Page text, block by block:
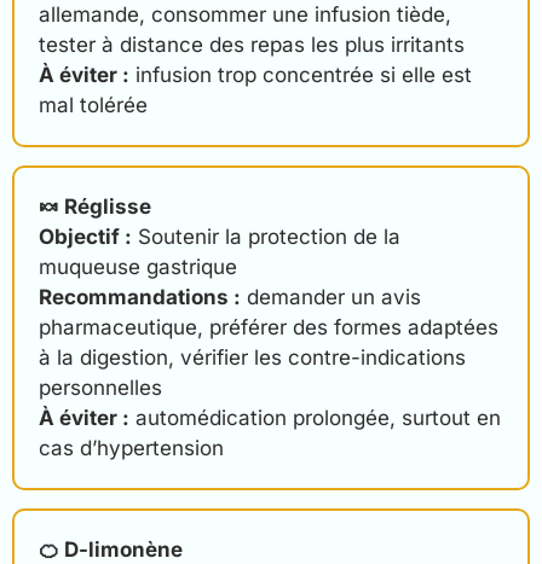
allemande, consommer une infusion tiède,
tester à distance des repas les plus irritants
À éviter : infusion trop concentrée si elle est
mal tolérée
🍬 Réglisse
Objectif : Soutenir la protection de la
muqueuse gastrique
Recommandations : demander un avis
pharmaceutique, préférer des formes adaptées
à la digestion, vérifier les contre-indications
personnelles
À éviter : automédication prolongée, surtout en
cas d’hypertension
🍊 D-limonène